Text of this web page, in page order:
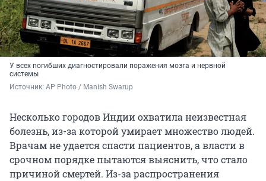
У всех погибших диагностировали поражения мозга и нервной
системы
Источник: AP Photo / Manish Swarup
Несколько городов Индии охватила неизвестная
болезнь, из-за которой умирает множество людей.
Врачам не удается спасти пациентов, а власти в
срочном порядке пытаются выяснить, что стало
причиной смертей. Из-за распространения